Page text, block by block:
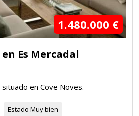
1.480.000 €
Es Mercadal
en Cove Noves.
Estado Muy bien